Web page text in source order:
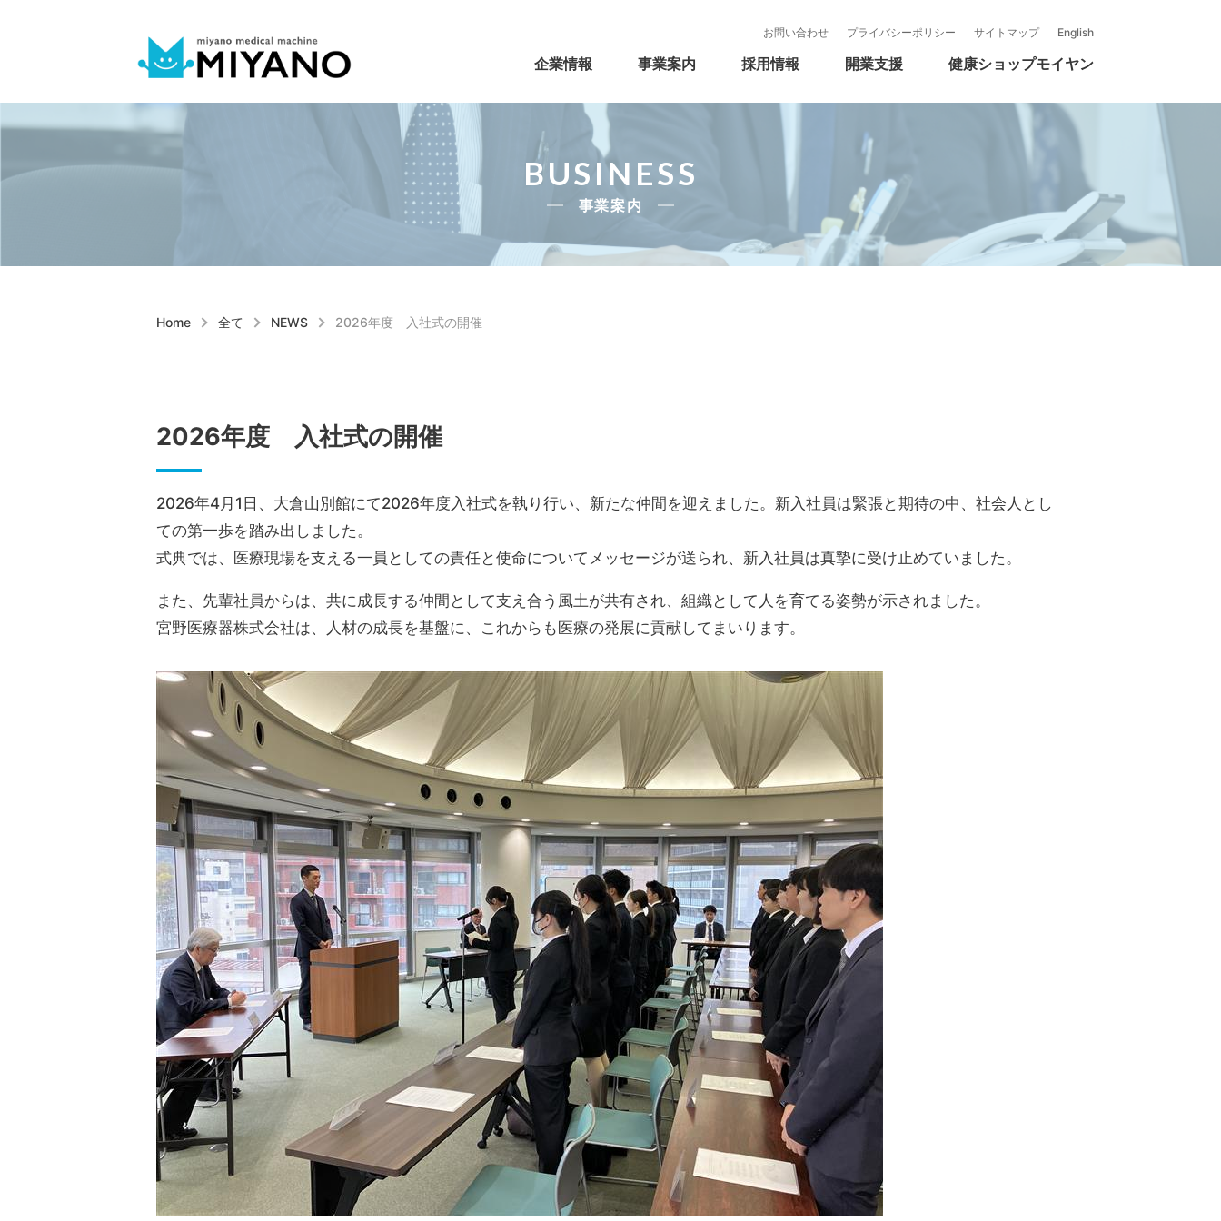
お問い合わせ プライバシーポリシー サイトマップ English
企業情報
企業情報
事業所紹介
許認可一覧 会社沿革 CSR活動
事業案内
事業案内
医療機器本部
理化学機器本部 物流・情報システム 自社製品
採用情報
採用情報
新卒採用募集要項
キャリア採用募集要項 パート採用募集要項 開業支援 健康ショップモイヤン
健康ショップモイヤン
BUSINESS
事業案内
Home 全て NEWS 2026年度 入社式の開催
2026年度 入社式の開催
2026年4月1日、大倉山別館にて2026年度入社式を執り行い、新たな仲間を迎えました。新入社員は緊張と期待の中、社会人とし
ての第一歩を踏み出しました。
式典では、医療現場を支える一員としての責任と使命についてメッセージが送られ、新入社員は真摯に受け止めていました。
また、先輩社員からは、共に成長する仲間として支え合う風土が共有され、組織として人を育てる姿勢が示されました。
宮野医療器株式会社は、人材の成長を基盤に、これからも医療の発展に貢献してまいります。